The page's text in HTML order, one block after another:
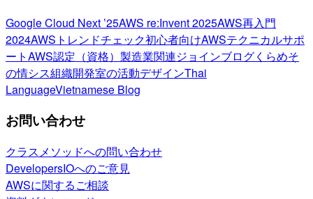
Google Cloud Next ’25AWS re:Invent 2025AWS再入門
2024AWSトレンドチェック初心者向けAWSテクニカルサポ
ートAWS認定（資格） 製造業関連ジョインブログくらめそ
の情シス組織開発室の活動デザインThai
LanguageVietnamese Blog
お問い合わせ
クラスメソッドへの問い合わせ
DevelopersIOへのご意見
AWSに関するご相談